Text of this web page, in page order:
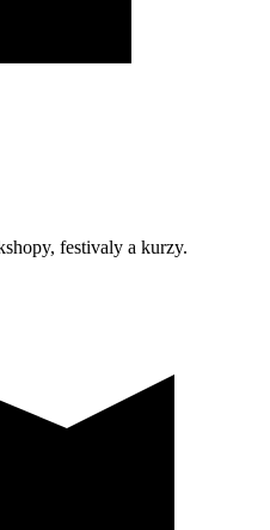
festivaly a kurzy.